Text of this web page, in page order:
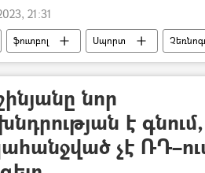
21:31
ֆուտբոլ Սպորտ
նոր
է
չէ